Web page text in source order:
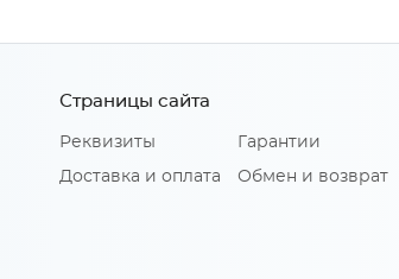
Страницы сайта
Реквизиты
Доставка и оплата
Гарантии
Обмен и возврат